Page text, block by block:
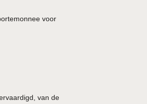
voor
van de